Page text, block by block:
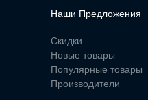
Наши Предложения
Скидки
Новые товары
Популярные товары
Производители